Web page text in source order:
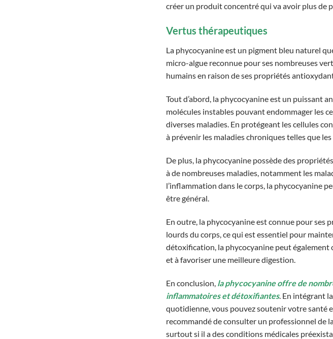
créer un produit concentré qui va avoir plus de
Vertus thérapeutiques
La phycocyanine est un pigment bleu naturel
micro-algue reconnue pour ses nombreuses
humains en raison de ses propriétés
Tout d’abord, la phycocyanine est un puissant
molécules instables pouvant endommager les
diverses maladies. En protégeant les cellules
à prévenir les maladies chroniques telles que
De plus, la phycocyanine possède des
à de nombreuses maladies, notamment les
l’inflammation dans le corps, la phycocyanine
être général.
En outre, la phycocyanine est connue pour ses
lourds du corps, ce qui est essentiel pour
détoxification, la phycocyanine peut également
et à favoriser une meilleure digestion.
En conclusion, la phycocyanine offre de
inflammatoires et détoxifiantes. En intégrant
quotidienne, vous pouvez soutenir votre santé
recommandé de consulter un professionnel de
surtout si il a des conditions médicales